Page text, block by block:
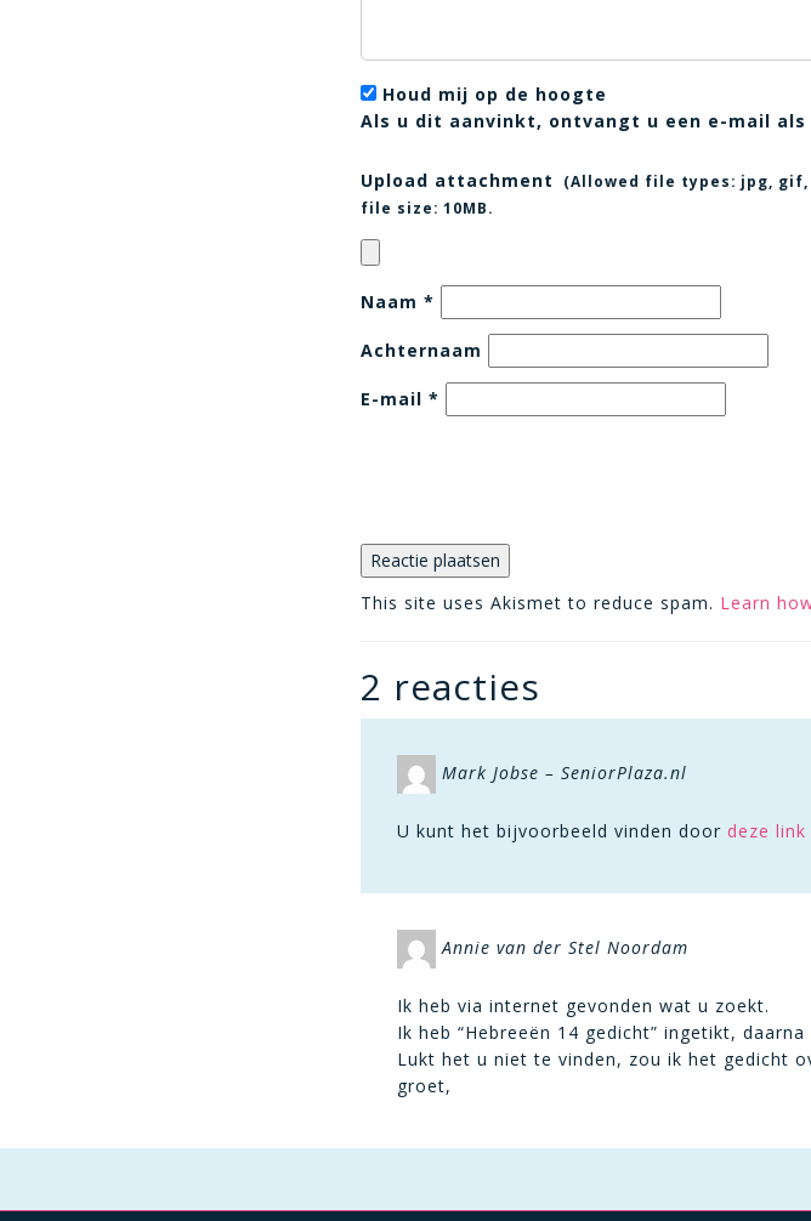
Houd mij op de hoogte
Als u dit aanvinkt, ontvangt u een e-mail
Upload attachment (Allowed file types: jpg, gif,
file size: 10MB.
Naam *
Achternaam
E-mail *
This site uses Akismet to reduce spam. Learn
2 reacties
Mark Jobse – SeniorPlaza.nl
U kunt het bijvoorbeeld vinden door deze link
Annie van der Stel Noordam
Ik heb via internet gevonden wat u zoekt.
Ik heb “Hebreeën 14 gedicht” ingetikt,
Lukt het u niet te vinden, zou ik het gedicht
groet,